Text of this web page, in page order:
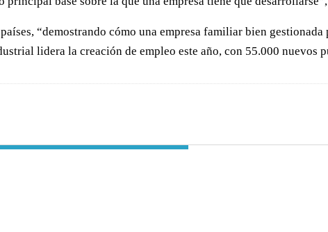
“demostrando cómo una empresa familiar bien
lidera la creación de empleo este año, con 55.000 nuevos